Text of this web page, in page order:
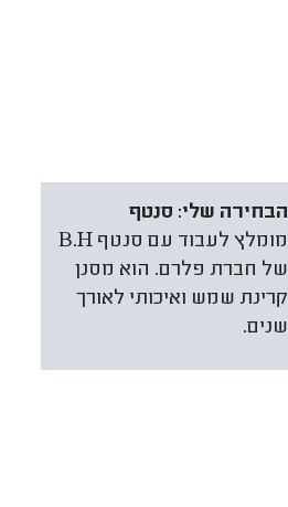
הבחירה שלי: סנטף
מומלץ לעבוד עם סנטף B.H
של חברת פלרם. הוא מסנן
קרינת שמש ואיכותי לאורך
שנים.